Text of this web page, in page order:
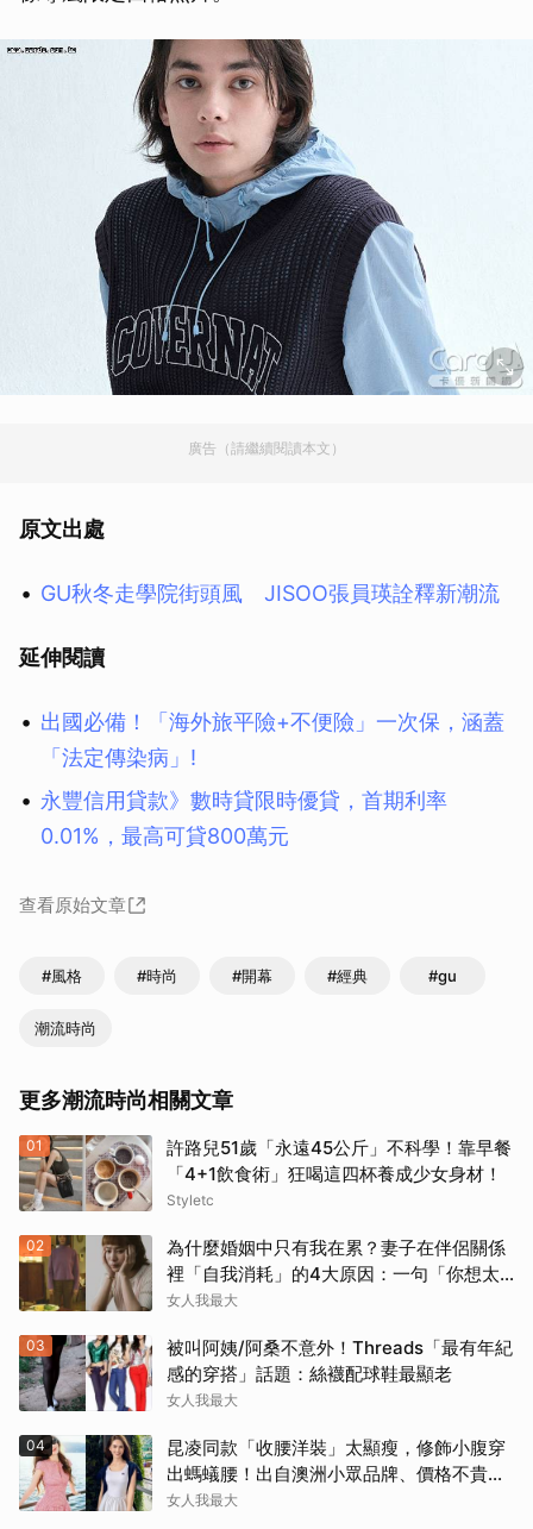
廣告（請繼續閱讀本文）
原文出處
GU秋冬走學院街頭風 JISOO張員瑛詮釋新潮流
延伸閱讀
出國必備！「海外旅平險+不便險」一次保，涵蓋
「法定傳染病」!
永豐信用貸款》數時貸限時優貸，首期利率
0.01%，最高可貸800萬元
查看原始文章
#風格 #時尚 #開幕 #經典 #gu
潮流時尚
更多潮流時尚相關文章
01
許路兒51歲「永遠45公斤」不科學！靠早餐
「4+1飲食術」狂喝這四杯養成少女身材！
Styletc
02
為什麼婚姻中只有我在累？妻子在伴侶關係
裡「自我消耗」的4大原因：一句「你想太
多」讓人無奈
女人我最大
03
被叫阿姨/阿桑不意外！Threads「最有年紀
感的穿搭」話題：絲襪配球鞋最顯老
女人我最大
04
昆凌同款「收腰洋裝」太顯瘦，修飾小腹穿
出螞蟻腰！出自澳洲小眾品牌、價格不貴還
寄台灣
女人我最大